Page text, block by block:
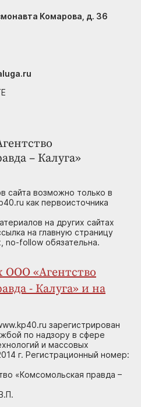
– Калуга»
сайта возможно только в
как первоисточника
на других сайтах
на главную страницу
no-follow обязательна.
ООО «Агентство
- Калуга» и на
зарегистрирован
по надзору в сфере
и массовых
г. Регистрационный номер:
«Комсомольская правда –
Комарова, д. 36